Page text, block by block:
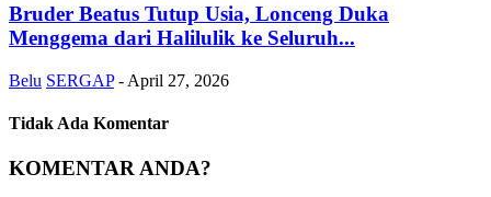
Bruder Beatus Tutup Usia, Lonceng Duka
Menggema dari Halilulik ke Seluruh...
Belu SERGAP - April 27, 2026
Tidak Ada Komentar
KOMENTAR ANDA?